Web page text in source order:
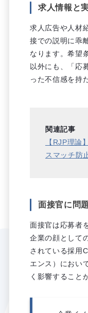
求人情報と
求人広告や人材
接での説明に乖
なります。希望
以外にも、「応
った不信感を持
関連記事
【RJP理論
スマッチ防
面接官に問
面接官は応募者
企業の顔として
されている採用
エンス）におい
く影響すること